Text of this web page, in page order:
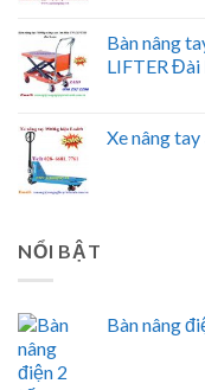
Bàn nâng
LIFTER Đài
Xe nâng
NỔI BẬT
Bàn nâng